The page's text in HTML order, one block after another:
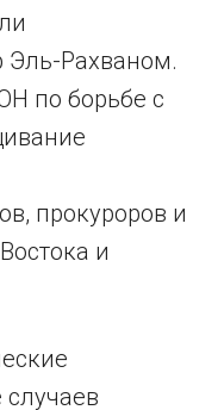
Эль-Рахваном.
по борьбе с
прокуроров и
и